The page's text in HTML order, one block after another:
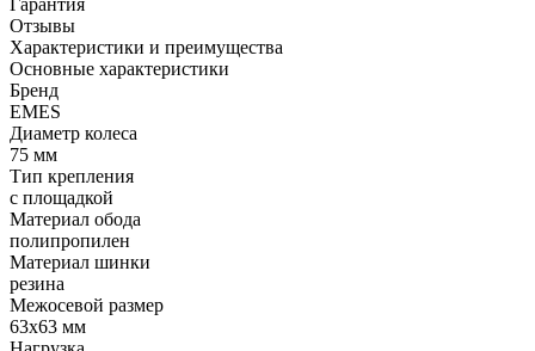
Отзывы
Характеристики и преимущества
Основные характеристики
Бренд
EMES
Диаметр колеса
75 мм
Тип крепления
с площадкой
Материал обода
полипропилен
Материал шинки
резина
Межосевой размер
63x63 мм